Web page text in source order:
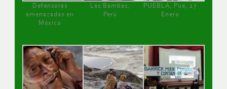
Defensoras
amenazadas en
México
Las Bambas,
Perú
PUEBLA, Pue, 27
Enero